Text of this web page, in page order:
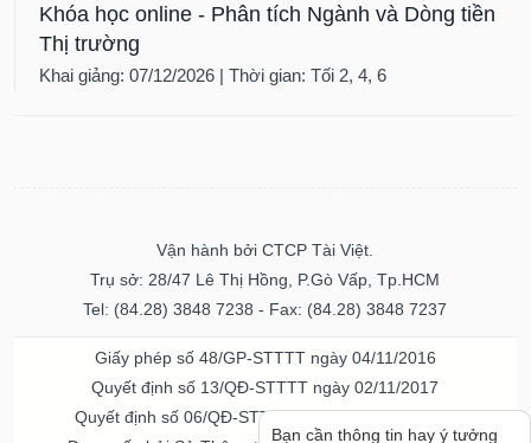
Khóa học online - Phân tích Ngành và Dòng tiền
Thị trường
Khai giảng: 07/12/2026 | Thời gian: Tối 2, 4, 6
Vận hành bởi CTCP Tài Việt.
Trụ sở: 28/47 Lê Thị Hồng, P.Gò Vấp, Tp.HCM
Tel: (84.28) 3848 7238 - Fax: (84.28) 3848 7237
Giấy phép số 48/GP-STTTT ngày 04/11/2016
Quyết định số 13/QĐ-STTTT ngày 02/11/2017
Quyết định số 06/QĐ-STTTT-ICP ngày 20/07/2023
Bạn cần thông tin hay ý tưởng